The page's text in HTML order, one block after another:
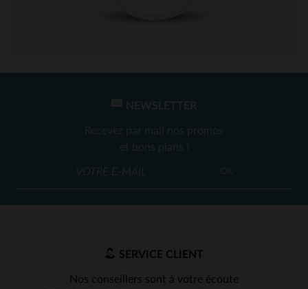
NEWSLETTER
Recevez par mail nos promos
et bons plans !
OK
SERVICE CLIENT
Nos conseillers sont à votre écoute